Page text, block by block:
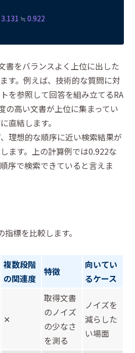
3.131 ≒ 0.922
書をバランスよく上位に出した
す。例えば、技術的な質問に対
を参照して回答を組み立てるRA
の高い文書が上位に集まってい
直結します。
理想的な順序に近い検索結果が
ます。上の計算例では0.922な
序で検索できていると言えま
標を比較します。
複数段階
の関連度
特徴
向いてい
るケース
✕
取得文書
のノイズ
の少なさ
を測る
ノイズを
減らした
い場面